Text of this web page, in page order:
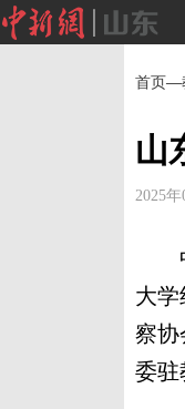
首页—
山
2025
中
大
察协
委驻